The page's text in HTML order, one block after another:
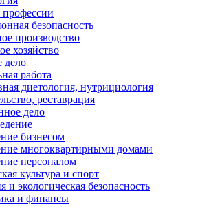
профессии
безопасность
производство
хозяйство
дело
работа
диетология, нутрициология
реставрация
дело
бизнесом
многоквартирными домами
персоналом
культура и спорт
и экологическая безопасность
и финансы